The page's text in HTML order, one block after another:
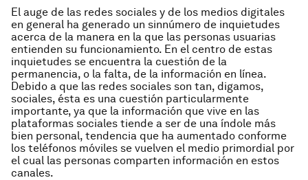
El auge de las redes sociales y de los medios digitales
en general ha generado un sinnúmero de inquietudes
acerca de la manera en la que las personas usuarias
entienden su funcionamiento. En el centro de estas
inquietudes se encuentra la cuestión de la
permanencia, o la falta, de la información en línea.
Debido a que las redes sociales son tan, digamos,
sociales, ésta es una cuestión particularmente
importante, ya que la información que vive en las
plataformas sociales tiende a ser de una índole más
bien personal, tendencia que ha aumentado conforme
los teléfonos móviles se vuelven el medio primordial por
el cual las personas comparten información en estos
canales.